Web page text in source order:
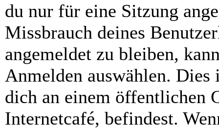
du nur für eine Sitzung
Missbrauch deines
angemeldet zu bleiben,
Anmelden auswählen.
dich an einem öffentlichen
Internetcafé, befindest.